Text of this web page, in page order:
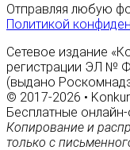
Отправляя любую
Политикой
Сетевое издание
регистрации ЭЛ №
(выдано
© 2017-2026 •
Бесплатные
Копирование и
только с